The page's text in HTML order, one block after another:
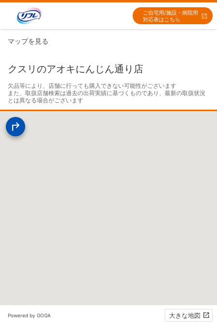
ご自宅用/施設・病院用
対応表はこちら
マップを見る
クスリのアオキにんじん通り店
欠品等により、店舗に行っても購入できない可能性がございます
また、取扱店舗検索は過去の出荷実績に基づくものであり、最新の取扱状況
とは異なる場合がございます
Powered by GOGA 大きな地図